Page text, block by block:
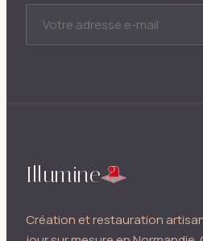
Illumine
Création et restauration